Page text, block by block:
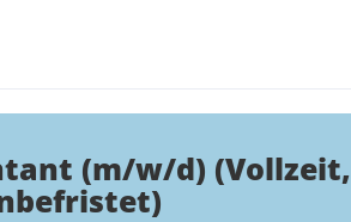
(m/w/d) (Vollzeit,